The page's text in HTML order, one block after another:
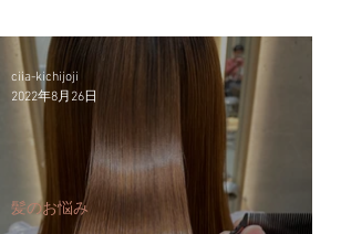
髪のお悩み
ciia-kichijoji
2022年8月26日